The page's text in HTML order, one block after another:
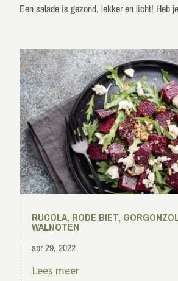
Een salade is gezond, lekker en licht! Heb
RUCOLA, RODE BIET,
WALNOTEN
apr 29, 2022
Lees meer